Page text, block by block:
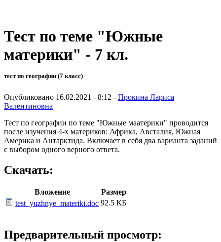
Тест по теме "Южные
материки" - 7 кл.
тест по географии (7 класс)
Опубликовано 16.02.2021 - 8:12 - Прокина Лариса
Валентиновна
Тест по географии по теме "Южные маатерики" проводится
после изучения 4-х материков: Африка, Австалия, Южная
Америка и Антарктида. Включает в себя два варианта заданий
с выбором одного верного ответа.
Скачать:
Вложение
Размер
test_yuzhnye_materiki.doc 92.5 КБ
Предварительный просмотр: